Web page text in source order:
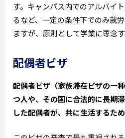
す。キャンパス内でのアルバイ
るなど、一定の条件下でのみ就
ますが、原則として学業に専念
配偶者ビザ
配偶者ビザ（家族滞在ビザの一
つ人や、その国に合法的に長期
した配偶者が、共に生活するた